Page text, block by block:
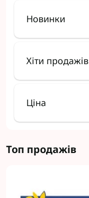
Новинки
Хіти продажів
Ціна
Топ продажів